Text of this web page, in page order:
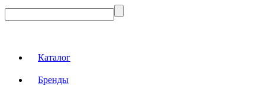
Каталог
Бренды